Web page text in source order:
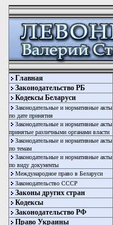
Главная
Законодательство РБ
Кодексы Беларуси
Законодательные и нормативные акты
по дате принятия
Законодательные и нормативные акты
принятые различными органами власти
Законодательные и нормативные акты
по темам
Законодательные и нормативные акты
по виду документы
Международное право в Беларуси
Законодательство СССР
Законы других стран
Кодексы
Законодательство РФ
Право Украины